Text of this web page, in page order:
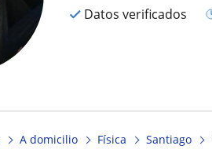
Datos verificados
A domicilio Física Santiago